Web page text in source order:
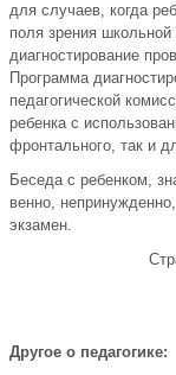
для случаев, когда
поля зрения школьной
диагности­рование
Программа
педагогической
ребенка с
фронтального, так и
Беседа с ребенком,
венно,
экзамен.
Другое о педагогике: